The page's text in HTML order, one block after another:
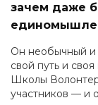
зачем даже
Он необычный и
свой путь и
Школы
участников — и